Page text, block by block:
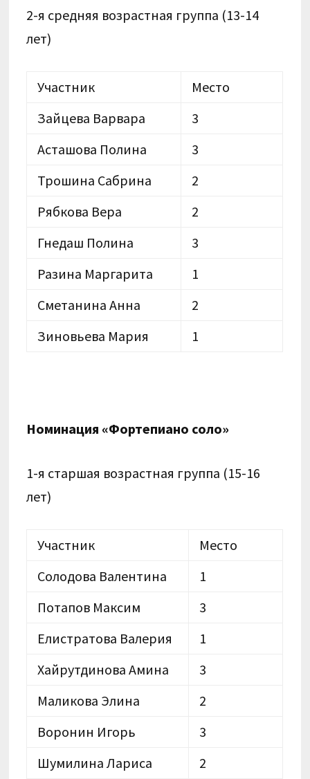
2-я средняя возрастная группа (13-14
лет)
Участник
Место
Зайцева Варвара
3
Асташова Полина
3
Трошина Сабрина
2
Рябкова Вера
2
Гнедаш Полина
3
Разина Маргарита
1
Сметанина Анна
2
Зиновьева Мария
1
Номинация «Фортепиано соло»
1-я старшая возрастная группа (15-16
лет)
Участник
Место
Солодова Валентина
1
Потапов Максим
3
Елистратова Валерия
1
Хайрутдинова Амина
3
Маликова Элина
2
Воронин Игорь
3
Шумилина Лариса
2